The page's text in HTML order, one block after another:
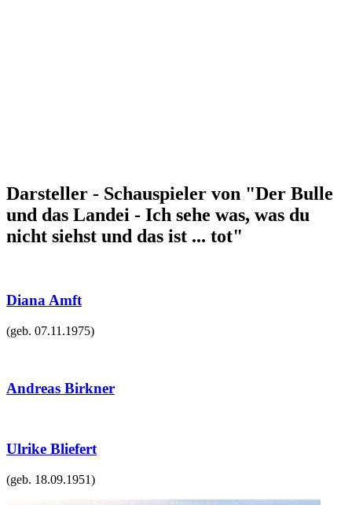
Darsteller - Schauspieler von "Der Bulle
und das Landei - Ich sehe was, was du
nicht siehst und das ist ... tot"
Diana Amft
(geb. 07.11.1975)
Andreas Birkner
Ulrike Bliefert
(geb. 18.09.1951)